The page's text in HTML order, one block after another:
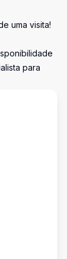
uma visita!
para